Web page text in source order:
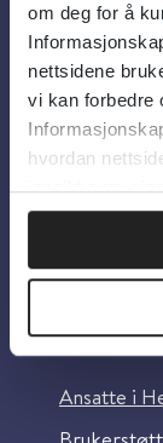
om deg for å
nettsidene
vi kan forbedre
hvordan
innsikt som
Om
Ansatte i